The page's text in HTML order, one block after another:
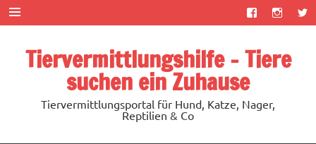
Zum
Inhalt
springen
Tiervermittlungshilfe – Tiere
suchen ein Zuhause
Tiervermittlungsportal für Hund, Katze, Nager,
Reptilien & Co